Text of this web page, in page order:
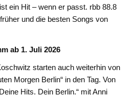
ein Hit – wenn er passt. rbb 88.8
und die besten Songs von
ab 1. Juli 2026
starten auch weiterhin von
Morgen Berlin“ in den Tag. Von
Hits. Dein Berlin.“ mit Anni